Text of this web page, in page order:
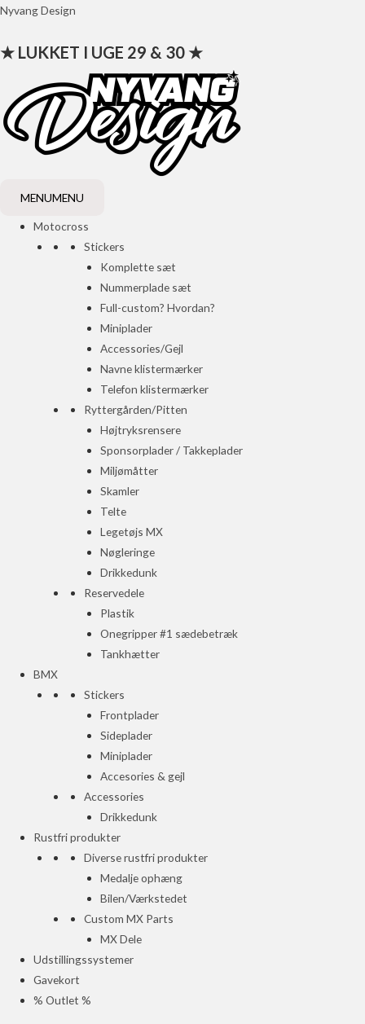
Gå
indholdet
Nyvang Design
★ LUKKET I UGE 29 & 30 ★
MENUMENU
Motocross
Stickers
Komplette sæt
Nummerplade sæt
Full-custom? Hvordan?
Miniplader
Accessories/Gejl
Navne klistermærker
Telefon klistermærker
Ryttergården/Pitten
Højtryksrensere
Sponsorplader / Takkeplader
Miljømåtter
Skamler
Telte
Legetøjs MX
Nøgleringe
Drikkedunk
Reservedele
Plastik
Onegripper #1 sædebetræk
Tankhætter
BMX
Stickers
Frontplader
Sideplader
Miniplader
Accesories & gejl
Accessories
Drikkedunk
Rustfri produkter
Diverse rustfri produkter
Medalje ophæng
Bilen/Værkstedet
Custom MX Parts
MX Dele
Udstillingssystemer
Gavekort
% Outlet %